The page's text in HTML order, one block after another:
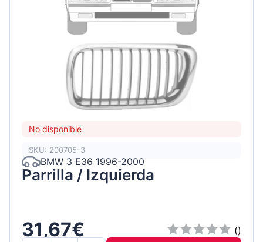
No disponible
SKU: 200705-3
BMW 3 E36 1996-2000
Parrilla / Izquierda
31,67€
()